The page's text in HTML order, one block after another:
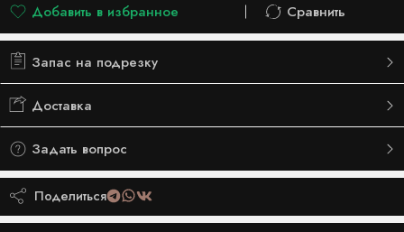
Добавить в избранное
Добавлено в список желаний
Сравнить
Сравнить
Запас на подрезку
Доставка
Задать вопрос
Поделиться